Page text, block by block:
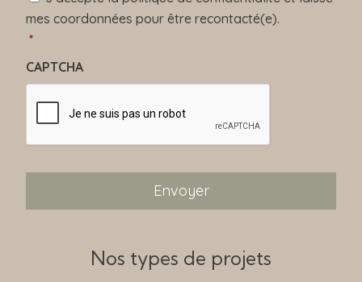
G
P
D
mes coordonnées pour être recontacté(e).
*
CAPTCHA
Nos types de projets